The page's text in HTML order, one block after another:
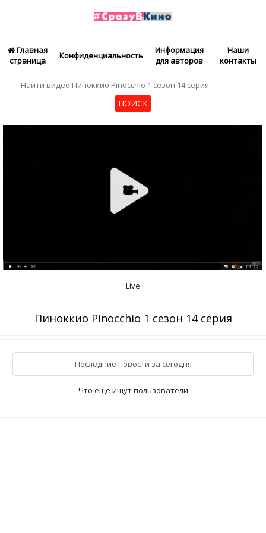
Главная
страница
Конфиденциальность
Информация
для авторов
Наши
контакты
Live
Пиноккио Pinocchio 1 сезон 14 серия
Последние новости за сегодня
Что еще ищут пользователи